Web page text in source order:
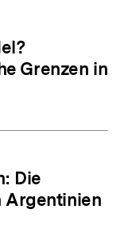
Grenzen in
Die
Argentinien